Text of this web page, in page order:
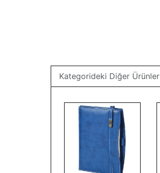
Kategorideki Diğer Ürünler